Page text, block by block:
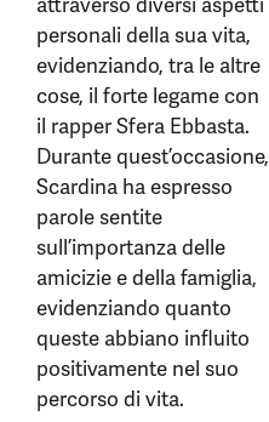
personali della sua vita,
evidenziando, tra le altre
cose, il forte legame con
il rapper Sfera Ebbasta.
Durante quest’occasione,
Scardina ha espresso
parole sentite
sull’importanza delle
amicizie e della famiglia,
evidenziando quanto
queste abbiano influito
positivamente nel suo
percorso di vita.